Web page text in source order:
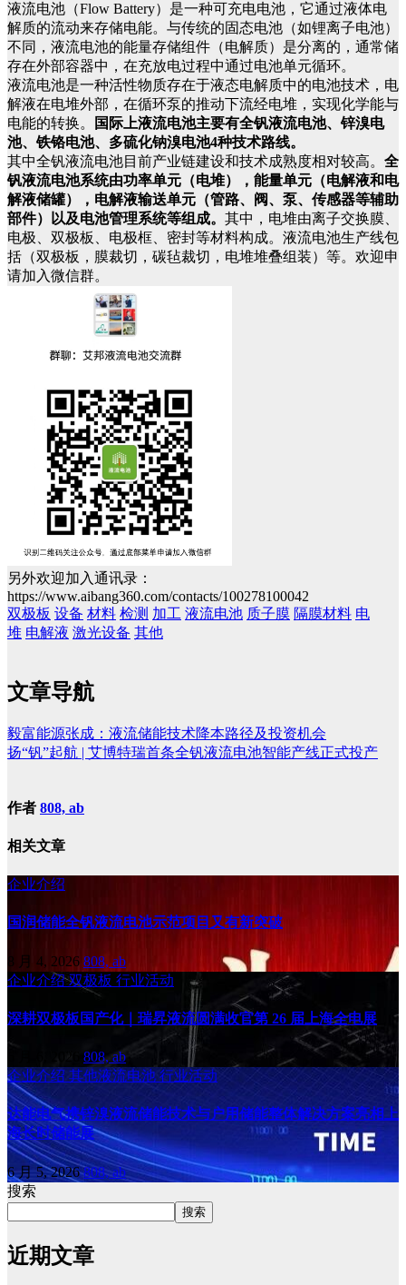
液流电池（Flow Battery）是一种可充电电池，它通过液体电
解质的流动来存储电能。与传统的固态电池（如锂离子电池）
不同，液流电池的能量存储组件（电解质）是分离的，通常储
存在外部容器中，在充放电过程中通过电池单元循环。
液流电池是一种活性物质存在于液态电解质中的电池技术，电
解液在电堆外部，在循环泵的推动下流经电堆，实现化学能与
电能的转换。
国际上液流电池主要有全钒液流电池、锌溴电
池、铁铬电池、多硫化钠溴电池4种技术路线。
其中全钒液流电池目前产业链建设和技术成熟度相对较高。 全
钒液流电池系统由功率单元（电堆），能量单元（电解液和电
解液储罐），电解液输送单元（管路、阀、泵、传感器等辅助
部件）以及电池管理系统等组成。 其中，电堆由离子交换膜、
电极、双极板、电极框、密封等材料构成。液流电池生产线包
括（双极板，膜裁切，碳毡裁切，电堆堆叠组装）等。欢迎申
请加入微信群。
另外欢迎加入通讯录：
https://www.aibang360.com/contacts/100278100042
双极板 设备 材料 检测 加工 液流电池 质子膜 隔膜材料 电
堆 电解液 激光设备 其他
文章导航
毅富能源张成：液流储能技术降本路径及投资机会
扬“钒”起航 | 艾博特瑞首条全钒液流电池智能产线正式投产
作者 808, ab
相关文章
企业介绍
国润储能全钒液流电池示范项目又有新突破
8 月 4, 2026 808, ab
企业介绍双极板 行业活动
深耕双极板国产化｜瑞昇液流圆满收官第 26 届上海全电展
6 月 6, 2026 808, ab
企业介绍 其他液流电池 行业活动
达能电气携锌溴液流储能技术与户用储能整体解决方案亮相上
海长时储能展
6 月 5, 2026808, ab
搜索
搜索
近期文章